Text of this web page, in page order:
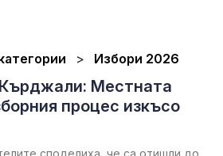
Избори 2026
Местната
процес изкъсо
споделиха, че са отишли до